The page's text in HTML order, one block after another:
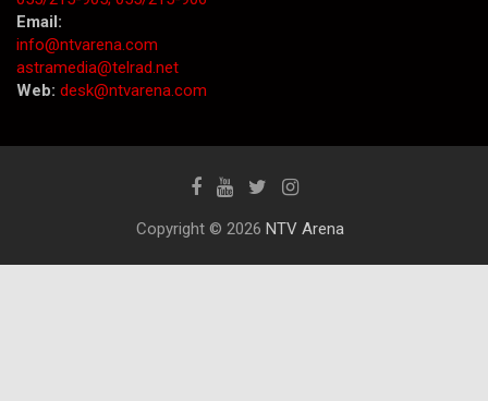
Email:
info@ntvarena.com
astramedia@telrad.net
Web: desk@ntvarena.com
Copyright © 2026 NTV Arena